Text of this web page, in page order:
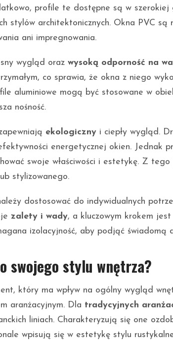
profile te dostępne są w szerokiej
stylów architektonicznych. Okna PVC są
ani impregnowania.
wygląd oraz wysoką odporność na
co sprawia, że okna z niego
aluminiowe mogą być stosowane w
nośność.
ekologiczny i ciepły wygląd.
energetycznej okien. Jednak
swoje właściwości i estetykę. Z
stylizowanego.
dostosować do indywidualnych
zalety i wady, a kluczowym krokem
izolacyjność, aby podjąć świadomą
swojego stylu wnętrza?
który ma wpływ na ogólny wygląd
aranżacyjnym. Dla tradycyjnych
liniach. Charakteryzują się one
wpisują się w estetykę stylu